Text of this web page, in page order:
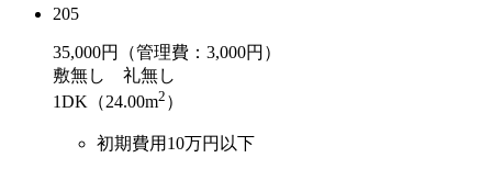
205
35,000円（管理費：3,000円）
敷無し 礼無し
1DK（24.00m2 ）
初期費用10万円以下